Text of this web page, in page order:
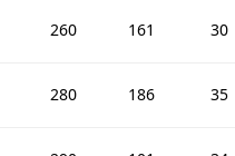
260 161 30
280 186 35